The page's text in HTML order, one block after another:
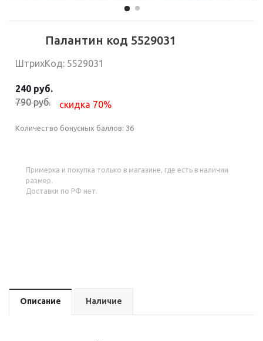
Палантин код 5529031
ШтрихКод: 5529031
240 руб.
790 руб.
скидка 70%
Количество бонусных баллов: 36
Примерка и покупка только в магазине, где есть в наличии
размер.
Доставки по РФ нет.
Описание Наличие